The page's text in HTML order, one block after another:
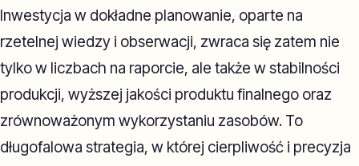
Inwestycja w dokładne planowanie, oparte na
rzetelnej wiedzy i obserwacji, zwraca się zatem nie
tylko w liczbach na raporcie, ale także w stabilności
produkcji, wyższej jakości produktu finalnego oraz
zrównoważonym wykorzystaniu zasobów. To
długofalowa strategia, w której cierpliwość i precyzja